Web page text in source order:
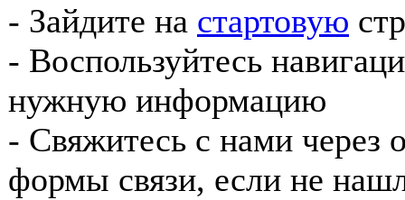
- Зайдите на стартовую
- Воспользуйтесь
нужную информацию
- Свяжитесь с нами через
формы связи, если не